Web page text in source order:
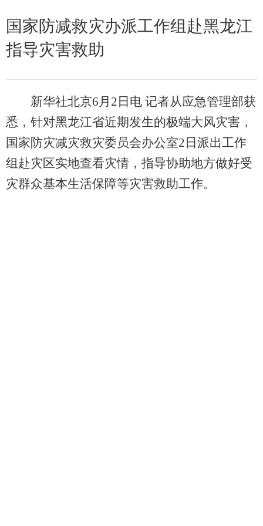
国家防减救灾办派工作组赴黑龙江
指导灾害救助
新华社北京6月2日电 记者从应急管理部获
悉，针对黑龙江省近期发生的极端大风灾害，
国家防灾减灾救灾委员会办公室2日派出工作
组赴灾区实地查看灾情，指导协助地方做好受
灾群众基本生活保障等灾害救助工作。